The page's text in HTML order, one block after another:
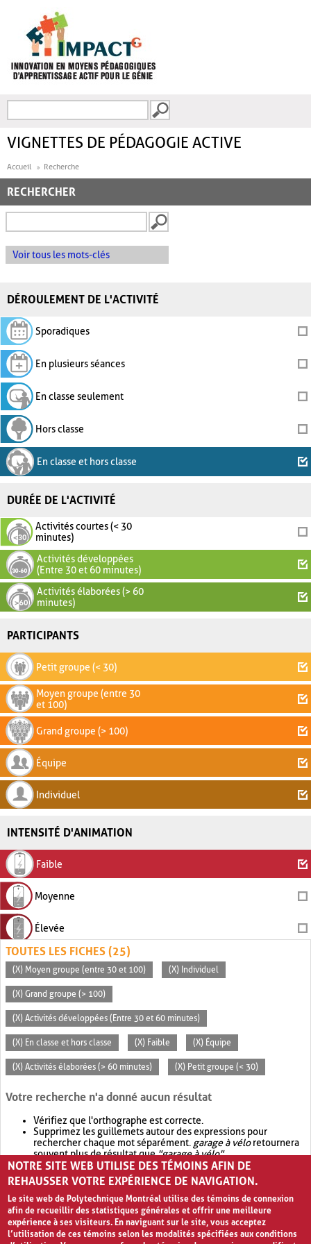
FORMULAIRE DE
VIGNETTES DE PÉDAGOGIE ACTIVE
Accueil Recherche
RECHERCHER
Voir tous les mots-clés
DÉROULEMENT DE L'ACTIVITÉ
Sporadiques
En plusieurs séances
En classe seulement
Hors classe
En classe et hors classe
DURÉE DE L'ACTIVITÉ
Activités courtes (< 30
minutes)
Activités développées
(Entre 30 et 60 minutes)
Activités élaborées (> 60
minutes)
PARTICIPANTS
Petit groupe (< 30)
Moyen groupe (entre 30
et 100)
Grand groupe (> 100)
Équipe
Individuel
INTENSITÉ D'ANIMATION
Faible
Moyenne
Élevée
TOUTES LES FICHES (25)
(X) Moyen groupe (entre 30 et 100) (X) Individuel
(X) Grand groupe (> 100)
(X) Activités développées (Entre 30 et 60 minutes)
(X) En classe et hors classe (X) Faible (X) Équipe
(X) Activités élaborées (> 60 minutes) (X) Petit groupe (< 30)
Votre recherche n'a donné aucun résultat
Vérifiez que l'orthographe est correcte.
Supprimez les guillemets autour des expressions pour
rechercher chaque mot séparément. garage à véloretournera
souvent plus de résultat que"garage à vélo".
Envisagez d'élargir votre recherche avec OR.garage OR vélo
retournera souvent plus de résultat quegarage à vélo
NOTRE SITE WEB UTILISE DES TÉMOINS AFIN DE
REHAUSSER VOTRE EXPÉRIENCE DE NAVIGATION.
Le site web de Polytechnique Montréal utilise des témoins de connexion
afin de recueillir des statistiques générales et offrir une meilleure
expérience à ses visiteurs. En naviguant sur le site, vous acceptez
l’utilisation de ces témoins selon les modalités spécifiées aux conditions